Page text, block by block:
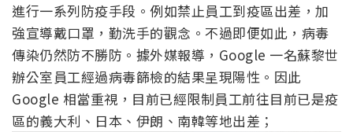
進行一系列防疫手段。例如禁止員工到疫區出差，加
強宣導戴口罩，勤洗手的觀念。不過即便如此，病毒
傳染仍然防不勝防。據外媒報導，Google 一名蘇黎世
辦公室員工經過病毒篩檢的結果呈現陽性。因此
Google 相當重視，目前已經限制員工前往目前已是疫
區的義大利、日本、伊朗、南韓等地出差；